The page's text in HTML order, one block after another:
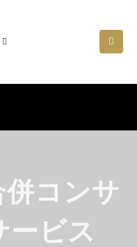
コンサ
ービス